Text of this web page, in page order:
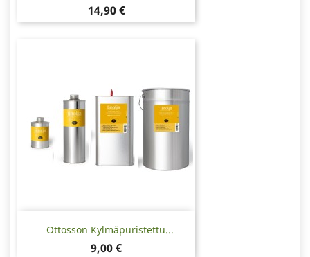
Hinta
14,90 €
Ottosson Kylmäpuristettu...
Hinta
9,00 €